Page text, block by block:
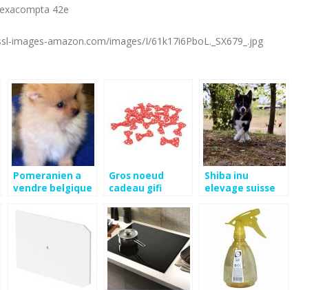
42e
images-amazon.com/images/I/61k17i6PboL._SX679_.jpg
Pomeranien a
vendre belgique
Gros noeud
cadeau gifi
Shiba inu
elevage suisse